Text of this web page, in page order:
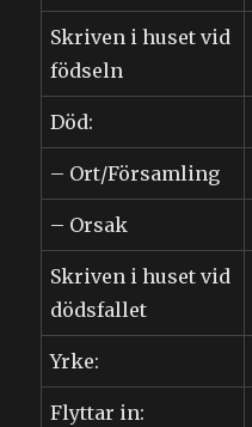
Skriven i huset vid
födseln
Död:
– Ort/Församling
– Orsak
Skriven i huset vid
dödsfallet
Yrke:
Flyttar in: